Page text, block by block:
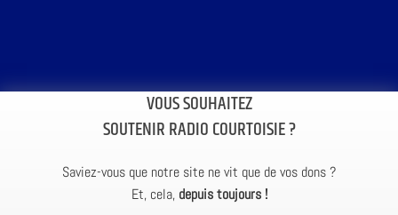
VOUS SOUHAITEZ
SOUTENIR RADIO COURTOISIE ?
Saviez-vous que notre site ne vit que de vos dons ?
Et, cela, depuis toujours !